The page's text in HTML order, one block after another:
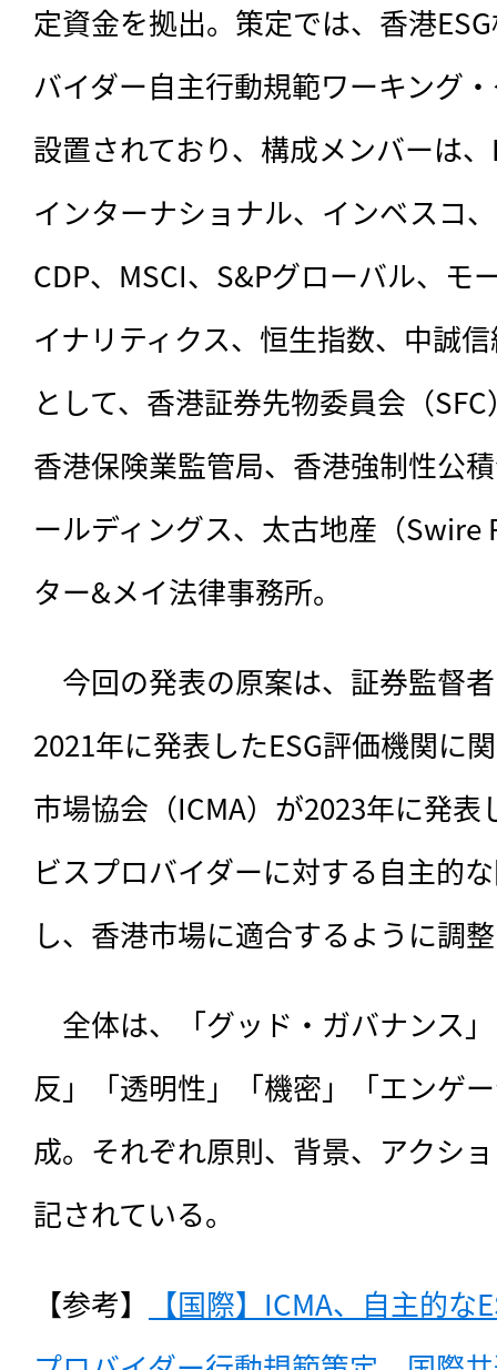
定資金を拠出。策定では、香港
バイダー自主行動規範ワーキング
設置されており、構成メンバーは
インターナショナル、インベスコ
CDP、MSCI、S&Pグローバル、モ
イナリティクス、恒生指数、中誠
として、香港証券先物委員会（
香港保険業監管局、香港強制性公
ールディングス、太古地産（
ター&メイ法律事務所。
今回の発表の原案は、証券監督
2021年に発表したESG評価機関に
市場協会（ICMA）が2023年に発表
ビスプロバイダーに対する自主的
し、香港市場に適合するように調
全体は、「グッド・ガバナンス
反」「透明性」「機密」「エンゲ
成。それぞれ原則、背景、アクシ
記されている。
【参考】
【国際】ICMA、自主的